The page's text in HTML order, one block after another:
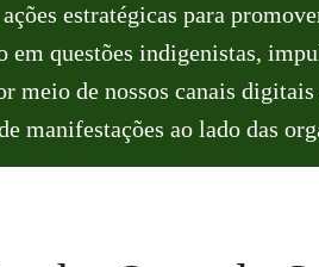
estratégicas para
em questões indigenistas,
meio de nossos canais
manifestações ao lado das